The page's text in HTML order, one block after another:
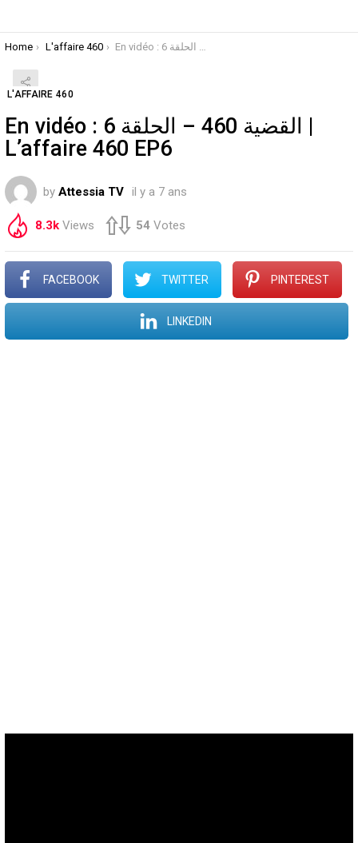
You are here:
Home L'affaire 460
L'AFFAIRE 460
En vidéo : القضية 460 – الحلقة 6 |
L’affaire 460 EP6
by Attessia TV il y a 7 ans
8.3k Views 54 Votes
FACEBOOK TWITTER PINTEREST
LINKEDIN